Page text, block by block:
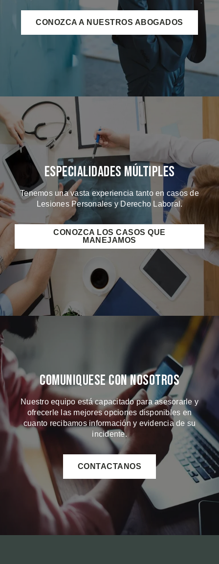
CONOZCA A NUESTROS ABOGADOS
Especialidades Múltiples
Tenemos una vasta experiencia tanto en casos de
Lesiones Personales y Derecho Laboral.
CONOZCA LOS CASOS QUE
MANEJAMOS
Comuniquese Con Nosotros
Nuestro equipo está capacitado para asesorarle y
ofrecerle las mejores opciones disponibles en
cuanto recibamos información y evidencia de su
incidente.
CONTACTANOS